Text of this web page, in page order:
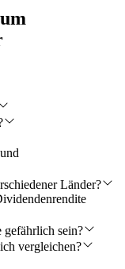
Länder?
gefährlich sein?
vergleichen?